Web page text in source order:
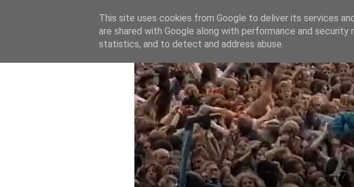
11.8.24 (
This site uses cookies from Google to deliver its services
are shared with Google along with performance and
statistics, and to detect and address abuse.